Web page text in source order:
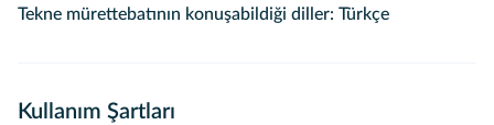
Tekne mürettebatının konuşabildiği diller: Türkçe
Kullanım Şartları